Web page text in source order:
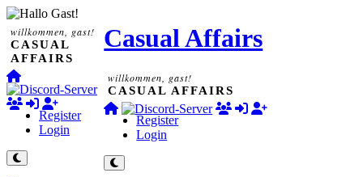
willkommen, gast!
CASUAL
AFFAIRS
Register
Login
Casual Affairs
willkommen, gast!
CASUAL AFFAIRS
Register
Login